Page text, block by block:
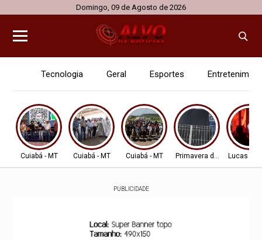
Domingo, 09 de Agosto de 2026
Tecnologia Geral Esportes
Cuiabá - MT Cuiabá - MT Cuiabá - MT Primavera do LesteLucas do
PUBLICIDADE